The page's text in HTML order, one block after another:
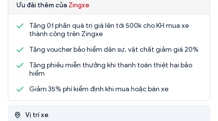
Ưu đãi thêm của Zingxe
Tặng 01 phần quà trị giá lên tới 500k cho KH mua xe
thành công trên Zingxe
Tặng voucher bảo hiểm dân sự, vật chất giảm giá 20%
Tặng phiếu miễn thưởng khi thanh toán thiệt hại bảo
hiểm
Giảm 35% phí kiểm định khi mua hoặc bán xe
Vị trí xe